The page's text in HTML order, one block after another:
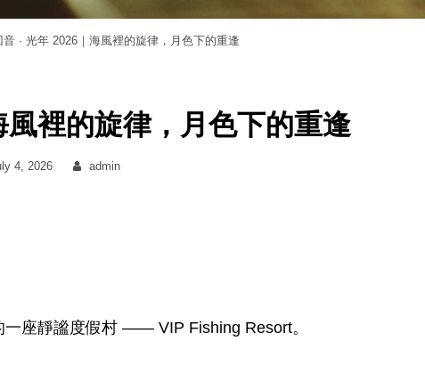
音 · 光年 2026｜海風裡的旋律，月色下的重逢
風裡的旋律，月色下的重逢
4, 2026 By
admin
座靜謐度假村 —— VIP Fishing Resort。